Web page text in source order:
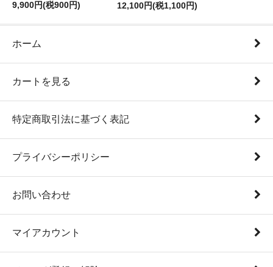
9,900円(税900円)
12,100円(税1,100円)
ホーム
カートを見る
特定商取引法に基づく表記
プライバシーポリシー
お問い合わせ
マイアカウント